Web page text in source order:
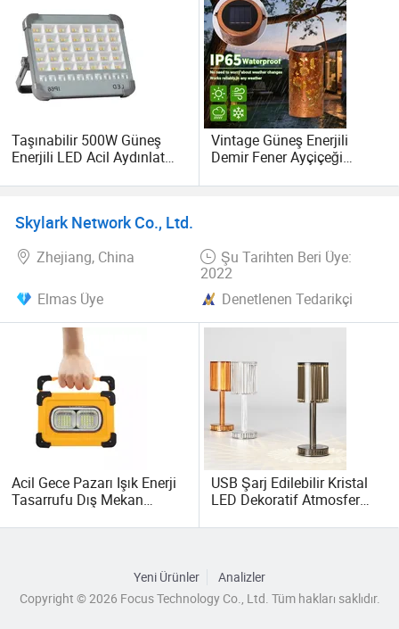
Taşınabilir 500W Güneş
Enerjili LED Acil Aydınlatma
USB Şarjlı Kamp Sel Işığı
Vintage Güneş Enerjili
Demir Fener Ayçiçeği
Dekoratif Bahçe Dış Mekan
Skylark Network Co., Ltd.
Zhejiang, China
Şu Tarihten Beri Üye:
2022
Elmas Üye
Denetlenen Tedarikçi
Acil Gece Pazarı Işık Enerji
Tasarrufu Dış Mekan
USB Şarj Edilebilir Kristal
LED Dekoratif Atmosfer
Lambası
Yeni Ürünler
Analizler
Copyright © 2026 Focus Technology Co., Ltd. Tüm hakları saklıdır.